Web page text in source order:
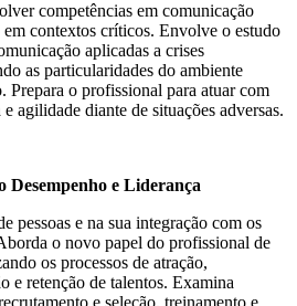
competências em comunicação
em contextos críticos. Envolve o estudo
aplicadas a crises
as particularidades do ambiente
Prepara o profissional para atuar com
agilidade diante de situações adversas.
Desempenho e Liderança
pessoas e na sua integração com os
o novo papel do profissional de
os processos de atração,
e retenção de talentos. Examina